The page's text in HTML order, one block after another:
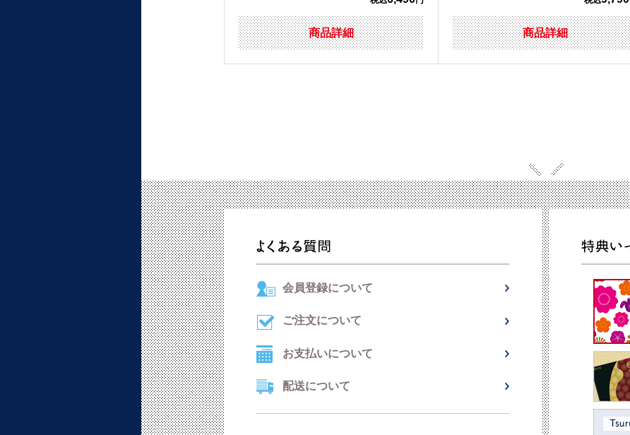
商品詳細 商品詳細
会員登録について
ご注文について
お支払いについて
配送について